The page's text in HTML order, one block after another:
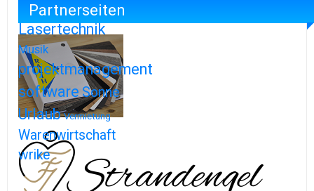
Iphone
Lasertechnik
Musik
projektmanagement
softwareSonne
Urlaub Vermietung
Warenwirtschaft
wrike
Partnerseiten